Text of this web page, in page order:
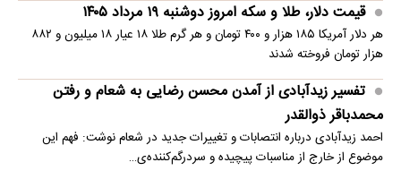
قیمت دلار، طلا و سکه امروز دوشنبه ۱۹ مرداد ۱۴۰۵
هر دلار آمریکا ۱۸۵ هزار و ۴۰۰ تومان و هر گرم طلا ۱۸ عیار ۱۸ میلیون و ۸۸۲
هزار تومان فروخته شدند
تفسیر زیدآبادی از آمدن محسن رضایی به شعام و رفتن
محمدباقر ذوالقدر
احمد زیدآبادی درباره انتصابات و تغییرات جدید در شعام نوشت: فهم این
موضوع از خارج از مناسبات پیچیده و سردرگم‌کننده‌ی…